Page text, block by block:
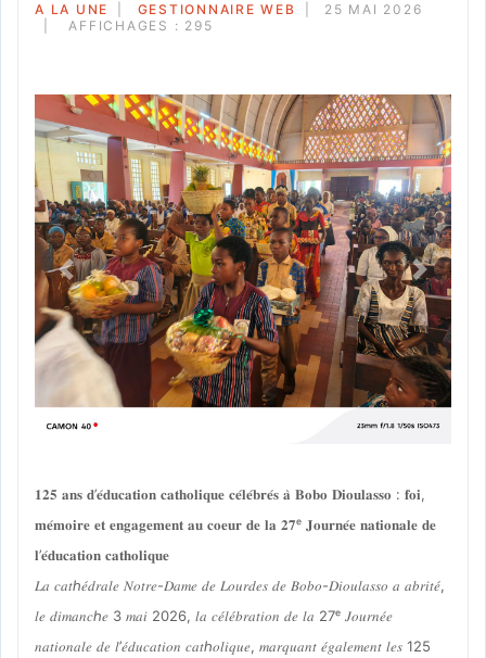
A LA UNE GESTIONNAIRE WEB
25 MAI 2026
AFFICHAGES : 295
Previous Next
𝟏𝟐𝟓 𝐚𝐧𝐬 𝐝’𝐞́𝐝𝐮𝐜𝐚𝐭𝐢𝐨𝐧 𝐜𝐚𝐭𝐡𝐨𝐥𝐢𝐪𝐮𝐞 𝐜𝐞́𝐥𝐞́𝐛𝐫𝐞́𝐬 𝐚̀ 𝐁𝐨𝐛𝐨 𝐃𝐢𝐨𝐮𝐥𝐚𝐬𝐬𝐨 : 𝐟𝐨𝐢,
𝐦𝐞́𝐦𝐨𝐢𝐫𝐞 𝐞𝐭 𝐞𝐧𝐠𝐚𝐠𝐞𝐦𝐞𝐧𝐭 𝐚𝐮 𝐜𝐨𝐞𝐮𝐫 𝐝𝐞 𝐥𝐚 𝟐𝟕ᵉ 𝐉𝐨𝐮𝐫𝐧𝐞́𝐞 𝐧𝐚𝐭𝐢𝐨𝐧𝐚𝐥𝐞 𝐝𝐞
𝐥’𝐞́𝐝𝐮𝐜𝐚𝐭𝐢𝐨𝐧 𝐜𝐚𝐭𝐡𝐨𝐥𝐢𝐪𝐮𝐞
𝐿𝑎 𝑐𝑎𝑡ℎ𝑒́𝑑𝑟𝑎𝑙𝑒 𝑁𝑜𝑡𝑟𝑒-𝐷𝑎𝑚𝑒 𝑑𝑒 𝐿𝑜𝑢𝑟𝑑𝑒𝑠 𝑑𝑒 𝐵𝑜𝑏𝑜-𝐷𝑖𝑜𝑢𝑙𝑎𝑠𝑠𝑜 𝑎 𝑎𝑏𝑟𝑖𝑡𝑒́,
𝑙𝑒 𝑑𝑖𝑚𝑎𝑛𝑐ℎ𝑒 3 𝑚𝑎𝑖 2026, 𝑙𝑎 𝑐𝑒́𝑙𝑒́𝑏𝑟𝑎𝑡𝑖𝑜𝑛 𝑑𝑒 𝑙𝑎 27ᵉ 𝐽𝑜𝑢𝑟𝑛𝑒́𝑒
𝑛𝑎𝑡𝑖𝑜𝑛𝑎𝑙𝑒 𝑑𝑒 𝑙’𝑒́𝑑𝑢𝑐𝑎𝑡𝑖𝑜𝑛 𝑐𝑎𝑡ℎ𝑜𝑙𝑖𝑞𝑢𝑒, 𝑚𝑎𝑟𝑞𝑢𝑎𝑛𝑡 𝑒́𝑔𝑎𝑙𝑒𝑚𝑒𝑛𝑡 𝑙𝑒𝑠 125